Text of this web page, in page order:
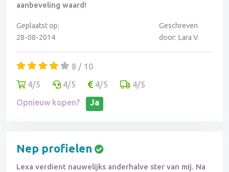
aanbeveling waard!
Geplaatst op:
28-08-2014
Geschreven
door: Lara V.
8 / 10
4/5
4/5 4/5
4/5
Opnieuw kopen?
Ja
Nep profielen
Lexa verdient nauwelijks anderhalve ster van mij. Na